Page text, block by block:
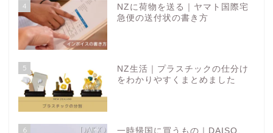
4
NZに荷物を送る｜ヤマト国際宅
急便の送付状の書き方
5
NZ生活｜プラスチックの仕分け
をわかりやすくまとめました
6
一時帰国に買うもの｜DAISO、